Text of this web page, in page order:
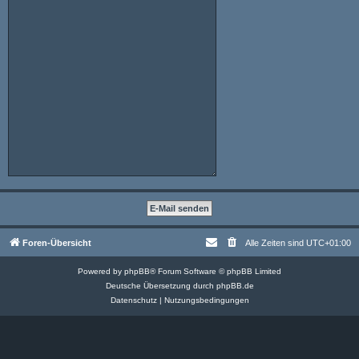
Foren-Übersicht Alle Zeiten sind UTC+01:00
Powered by phpBB® Forum Software © phpBB Limited
Deutsche Übersetzung durch phpBB.de
Datenschutz| Nutzungsbedingungen